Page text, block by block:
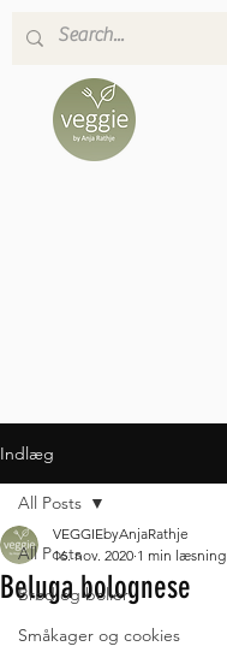
Indlæg
All Posts
Brød og boller
Småkager og cookies
All Posts
Beluga bolognese
VEGGIEbyAnjaRathje
16. nov. 2020 1 min læsning